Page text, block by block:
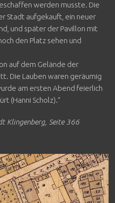
werden musste. Die
Stadt aufgekauft, ein neuer
und später der Pavillon mit
den Platz sehen und
auf dem Gelände der
Die Lauben waren geräumig
am ersten Abend feierlich
(Hanni Scholz).“
Klingenberg, Seite 366